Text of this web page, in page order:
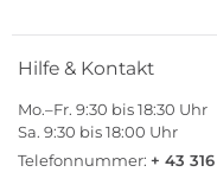
Hilfe & Kontakt
Mo.–Fr. 9:30 bis 18:30 Uhr
Sa. 9:30 bis 18:00 Uhr
Telefonnummer: + 43